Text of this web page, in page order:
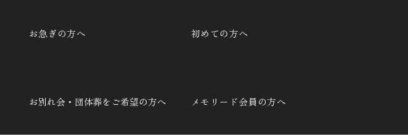
お急ぎの方へ 初めての方へ
お別れ会・団体葬をご希望の方へ メモリード会員の方へ